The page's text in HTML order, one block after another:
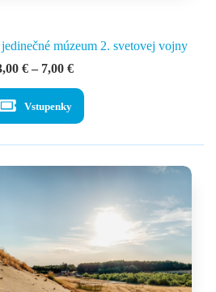
múzeum 2. svetovej vojny
€ – 7,00 €Price
3,00 €
7,00 €
Vstupenky